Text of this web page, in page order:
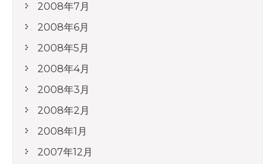
2008年7月
2008年6月
2008年5月
2008年4月
2008年3月
2008年2月
2008年1月
2007年12月